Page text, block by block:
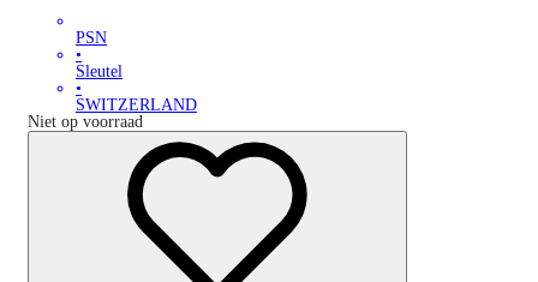
PSN
•
Sleutel
•
SWITZERLAND
Niet op voorraad